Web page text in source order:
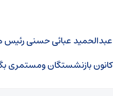
عبدالحمید عبائی حسنی رئیس
کانون بازنشستگان ومستمری